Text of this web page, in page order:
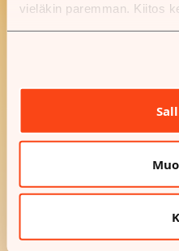
vieläkin paremman. Kiitos